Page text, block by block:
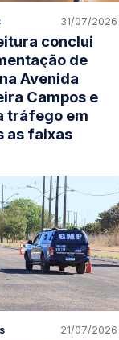
31/07/2026
conclui
de
Avenida
Campos e
tráfego em
as faixas
21/07/2026